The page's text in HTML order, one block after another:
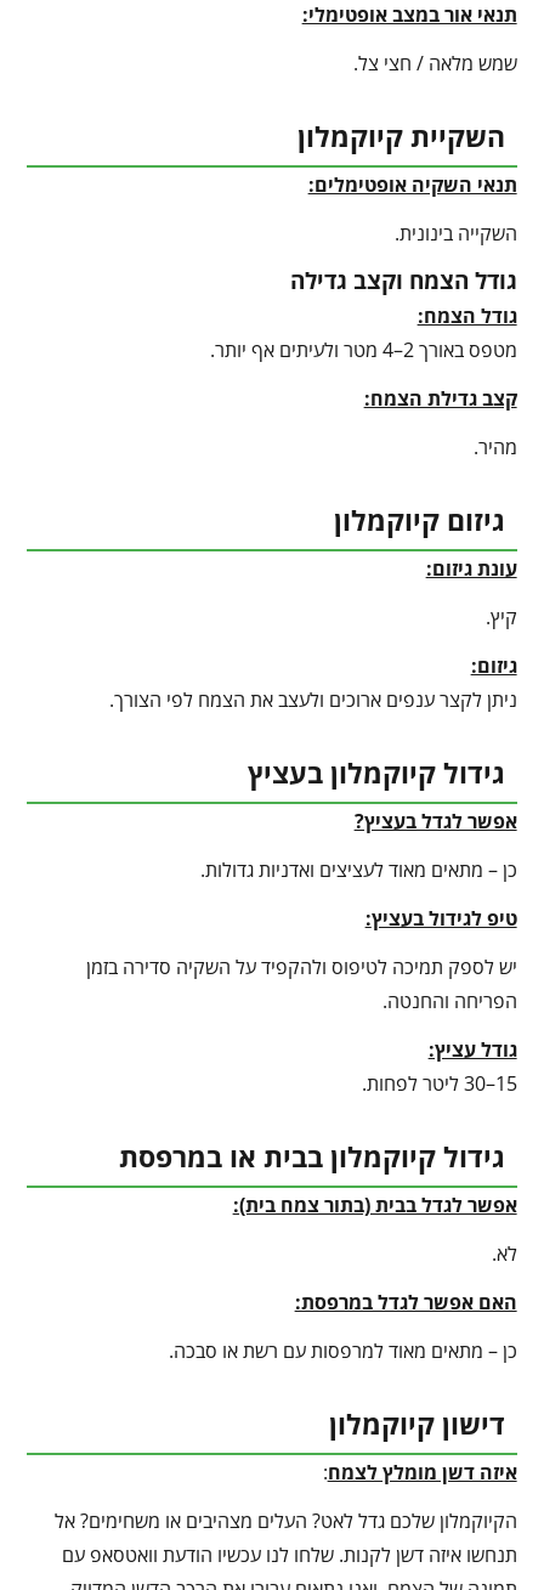
תנאי אור במצב אופטימלי:
שמש מלאה / חצי צל.
השקיית קיוקמלון
תנאי השקיה אופטימלים:
השקייה בינונית.
גודל הצמח וקצב גדילה
גודל הצמח:
מטפס באורך 2–4 מטר ולעיתים אף יותר.
קצב גדילת הצמח:
מהיר.
גיזום קיוקמלון
עונת גיזום:
קיץ.
גיזום:
ניתן לקצר ענפים ארוכים ולעצב את הצמח לפי הצורך.
גידול קיוקמלון בעציץ
אפשר לגדל בעציץ?
כן – מתאים מאוד לעציצים ואדניות גדולות.
טיפ לגידול בעציץ:
יש לספק תמיכה לטיפוס ולהקפיד על השקיה סדירה בזמן
הפריחה והחנטה.
גודל עציץ:
15–30 ליטר לפחות.
גידול קיוקמלון בבית או במרפסת
אפשר לגדל בבית (בתור צמח בית):
לא.
האם אפשר לגדל במרפסת:
כן – מתאים מאוד למרפסות עם רשת או סבכה.
דישון קיוקמלון
איזה דשן מומלץ לצמח:
הקיוקמלון שלכם גדל לאט? העלים מצהיבים או משחימים? אל
תנחשו איזה דשן לקנות. שלחו לנו עכשיו הודעת וואטסאפ עם